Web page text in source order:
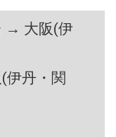
→ 大阪(伊
伊丹・関